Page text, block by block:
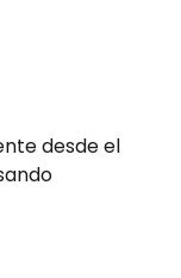
desde el